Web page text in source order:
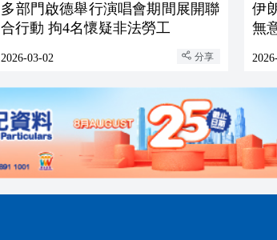
多部門啟德舉行演唱會期間展開聯
合行動 拘4名懷疑非法勞工
2026-03-02 分享
伊
無